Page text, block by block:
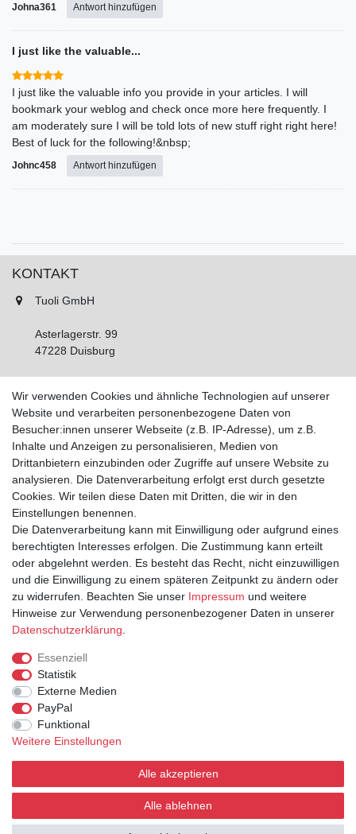
Johna361 Antwort hinzufügen
I just like the valuable...
I just like the valuable info you provide in your articles. I will
bookmark your weblog and check once more here frequently. I
am moderately sure I will be told lots of new stuff right right here!
Best of luck for the following!&nbsp;
Johnc458 Antwort hinzufügen
KONTAKT
Tuoli GmbH
Asterlagerstr. 99
47228 Duisburg
Fax: 02065 893452
Montag - Freitag, 11:00 - 16:00 Uhr
Samstags nach Vereinbarung!
IHR KONTO
Anmelden
Registrieren
INFORMATIONEN
Versand & Lieferung
Zahlarten
Kontakt
AGB
Datenschutz
Wir verwenden Cookies und ähnliche Technologien auf unserer
Website und verarbeiten personenbezogene Daten von
Besucher:innen unserer Webseite (z.B. IP-Adresse), um z.B.
Inhalte und Anzeigen zu personalisieren, Medien von
Drittanbietern einzubinden oder Zugriffe auf unsere Website zu
analysieren. Die Datenverarbeitung erfolgt erst durch gesetzte
Cookies. Wir teilen diese Daten mit Dritten, die wir in den
Einstellungen benennen.
Die Datenverarbeitung kann mit Einwilligung oder aufgrund eines
berechtigten Interesses erfolgen. Die Zustimmung kann erteilt
oder abgelehnt werden. Es besteht das Recht, nicht einzuwilligen
und die Einwilligung zu einem späteren Zeitpunkt zu ändern oder
zu widerrufen. Beachten Sie unser Impressum und weitere
Hinweise zur Verwendung personenbezogener Daten in unserer
Daten­schutz­erklärung
Essenziell
Statistik
Externe Medien
PayPal
Funktional
Weitere Einstellungen
Alle akzeptieren
Alle ablehnen